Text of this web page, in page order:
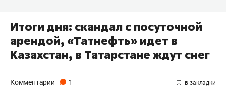
Итоги дня: скандал с посуточной
арендой, «Татнефть» идет в
Казахстан, в Татарстане ждут снег
Комментарии 1